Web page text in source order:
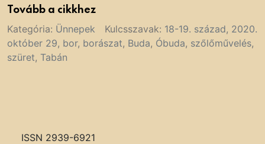
Tovább a cikkhez
Kategória: Ünnepek Kulcsszavak: 18-19. század, 2020.
október 29, bor, borászat, Buda, Óbuda, szőlőművelés,
szüret, Tabán
ISSN 2939-6921